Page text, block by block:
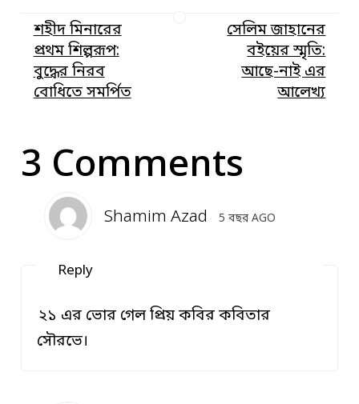
শহীদ মিনারের
প্রথম শিল্পরূপ:
বুদ্ধের নিরব
বোধিতে সমর্পিত
সেলিম জাহানের
বইয়ের স্মৃতি:
আছে-নাই এর
আলেখ্য
3 Comments
Shamim Azad 5 বছর AGO
Reply
২১ এর ভোর গেল প্রিয় কবির কবিতার
সৌরভে।